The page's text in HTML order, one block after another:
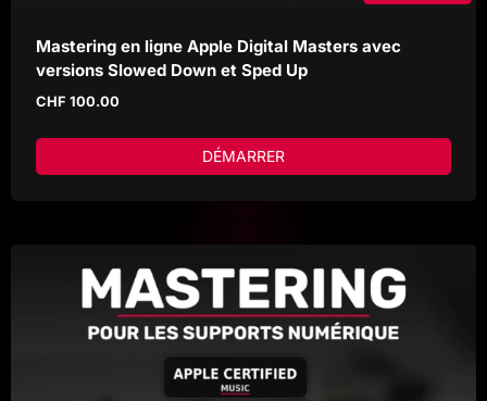
Mastering en ligne Apple Digital Masters avec
versions Slowed Down et Sped Up
CHF 100.00
DÉMARRER